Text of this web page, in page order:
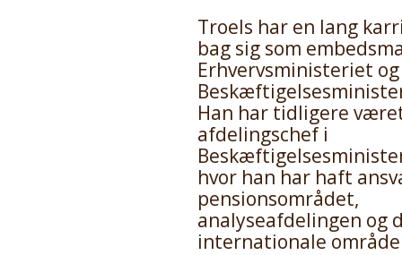
Troels har en lang
bag sig som
Erhvervsministeriet og
Han har tidligere
afdelingschef i
hvor han har haft
pensionsområdet,
analyseafdelingen og
internationale